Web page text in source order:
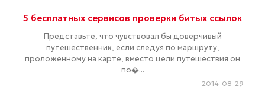
5 бесплатных сервисов проверки битых ссылок
Представьте, что чувствовал бы доверчивый
путешественник, если следуя по маршруту,
проложенному на карте, вместо цели путешествия он
по�...
2014-08-29